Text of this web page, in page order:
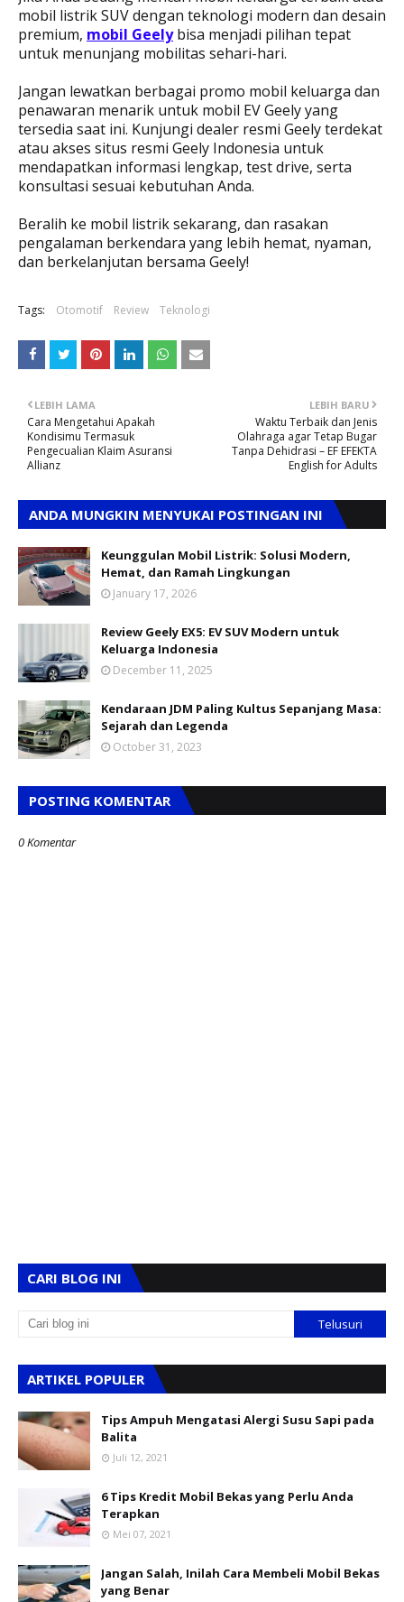
mobil listrik SUV dengan teknologi modern dan desain
premium, mobil Geelybisa menjadi pilihan tepat
untuk menunjang mobilitas sehari-hari.
Jangan lewatkan berbagai promo mobil keluarga dan
penawaran menarik untuk mobil EV Geely yang
tersedia saat ini. Kunjungi dealer resmi Geely terdekat
atau akses situs resmi Geely Indonesia untuk
mendapatkan informasi lengkap, test drive, serta
konsultasi sesuai kebutuhan Anda.
Beralih ke mobil listrik sekarang, dan rasakan
pengalaman berkendara yang lebih hemat, nyaman,
dan berkelanjutan bersama Geely!
Tags: Otomotif Review Teknologi
LEBIH BARU
Waktu Terbaik dan Jenis
Olahraga agar Tetap Bugar
Tanpa Dehidrasi – EF EFEKTA
English for Adults
LEBIH LAMA
Cara Mengetahui Apakah
Kondisimu Termasuk
Pengecualian Klaim Asuransi
Allianz
ANDA MUNGKIN MENYUKAI POSTINGAN INI
Keunggulan Mobil Listrik: Solusi Modern,
Hemat, dan Ramah Lingkungan
January 17, 2026
Review Geely EX5: EV SUV Modern untuk
Keluarga Indonesia
December 11, 2025
Kendaraan JDM Paling Kultus Sepanjang Masa:
Sejarah dan Legenda
October 31, 2023
POSTING KOMENTAR
0 Komentar
CARI BLOG INI
ARTIKEL POPULER
Tips Ampuh Mengatasi Alergi Susu Sapi pada
Balita
Juli 12, 2021
6 Tips Kredit Mobil Bekas yang Perlu Anda
Terapkan
Mei 07, 2021
Jangan Salah, Inilah Cara Membeli Mobil Bekas
yang Benar